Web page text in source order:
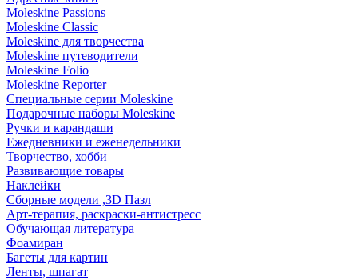
Moleskine Passions
Moleskine Classic
Moleskine для творчества
Moleskine путеводители
Moleskine Folio
Moleskine Reporter
Специальные серии Moleskine
Подарочные наборы Moleskine
Ручки и карандаши
Ежедневники и еженедельники
Творчество, хобби
Развивающие товары
Наклейки
Сборные модели ,3D Пазл
Арт-терапия, раскраски-антистресс
Обучающая литература
Фоамиран
Багеты для картин
Ленты, шпагат